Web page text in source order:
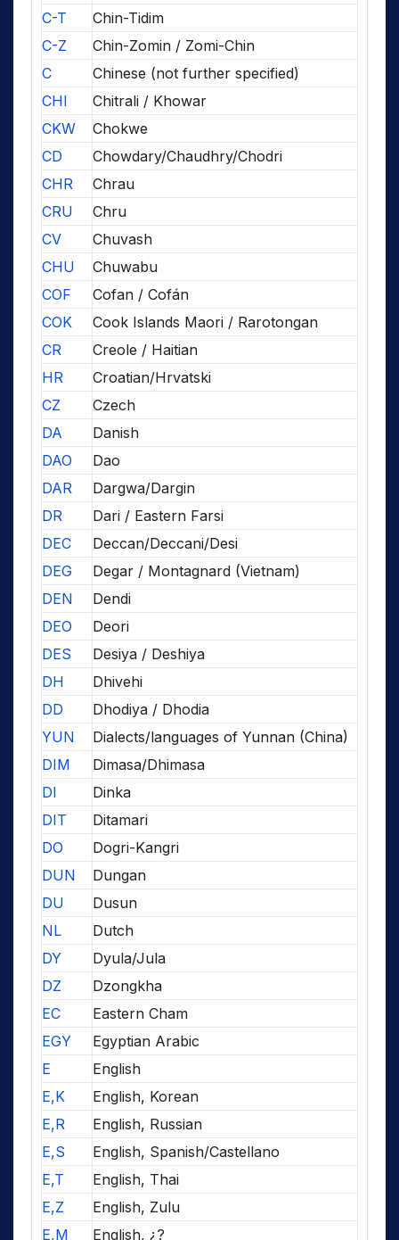
C-T
Chin-Tidim
C-Z
Chin-Zomin / Zomi-Chin
C
Chinese (not further specified)
CHI
Chitrali / Khowar
CKW
Chokwe
CD
Chowdary/Chaudhry/Chodri
CHR
Chrau
CRU
Chru
CV
Chuvash
CHU
Chuwabu
COF
Cofan / Cofán
COK
Cook Islands Maori / Rarotongan
CR
Creole / Haitian
HR
Croatian/Hrvatski
CZ
Czech
DA
Danish
DAO
Dao
DAR
Dargwa/Dargin
DR
Dari / Eastern Farsi
DEC
Deccan/Deccani/Desi
DEG
Degar / Montagnard (Vietnam)
DEN
Dendi
DEO
Deori
DES
Desiya / Deshiya
DH
Dhivehi
DD
Dhodiya / Dhodia
YUN
Dialects/languages of Yunnan (China)
DIM
Dimasa/Dhimasa
DI
Dinka
DIT
Ditamari
DO
Dogri-Kangri
DUN
Dungan
DU
Dusun
NL
Dutch
DY
Dyula/Jula
DZ
Dzongkha
EC
Eastern Cham
EGY
Egyptian Arabic
E
English
E,K
English, Korean
E,R
English, Russian
E,S
English, Spanish/Castellano
E,T
English, Thai
E,Z
English, Zulu
E,M
English, ¿?